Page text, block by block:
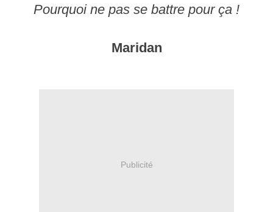
Pourquoi ne pas se battre pour ça !
Maridan
Publicité